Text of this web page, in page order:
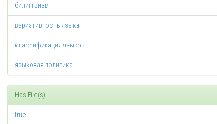
билингвизм
вариативность языка
классификация языков
языковая политика
Has File(s)
true